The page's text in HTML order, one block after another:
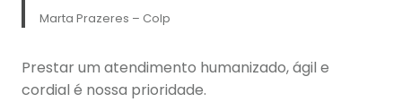
Marta Prazeres – Colp
Prestar um atendimento humanizado, ágil e
cordial é nossa prioridade.